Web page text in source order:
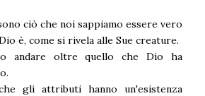
ciò che noi sappiamo essere vero
è, come si rivela alle Sue creature.
andare oltre quello che Dio ha
gli attributi hanno un'esistenza